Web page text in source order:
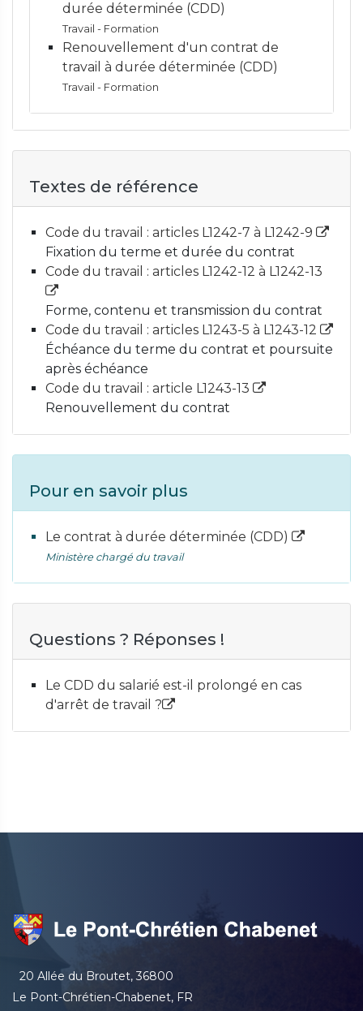
durée déterminée (CDD)
Travail - Formation
Renouvellement d'un contrat de
travail à durée déterminée (CDD)
Travail - Formation
Textes de référence
Code du travail : articles L1242-7 à L1242-9
Fixation du terme et durée du contrat
Code du travail : articles L1242-12 à L1242-13
Forme, contenu et transmission du contrat
Code du travail : articles L1243-5 à L1243-12
Échéance du terme du contrat et poursuite
après échéance
Code du travail : article L1243-13
Renouvellement du contrat
Pour en savoir plus
Le contrat à durée déterminée (CDD)
Ministère chargé du travail
Questions ? Réponses !
Le CDD du salarié est-il prolongé en cas
d'arrêt de travail ?
20 Allée du Broutet, 36800
Le Pont-Chrétien-Chabenet, FR